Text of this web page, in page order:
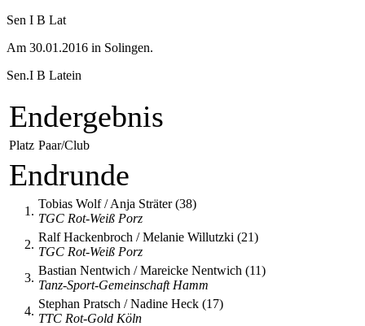
Sen I B Lat
Am 30.01.2016 in Solingen.
Sen.I B Latein
Endergebnis
Platz Paar/Club
Endrunde
1.
Tobias Wolf / Anja Sträter (38)
TGC Rot-Weiß Porz
2.
Ralf Hackenbroch / Melanie Willutzki (21)
TGC Rot-Weiß Porz
3.
Bastian Nentwich / Mareicke Nentwich (11)
Tanz-Sport-Gemeinschaft Hamm
4.
Stephan Pratsch / Nadine Heck (17)
TTC Rot-Gold Köln